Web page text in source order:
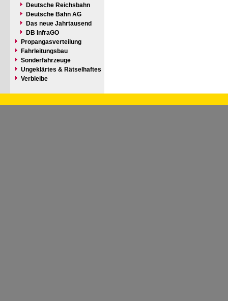
Deutsche Reichsbahn
Deutsche Bahn AG
Das neue Jahrtausend
DB InfraGO
Propangasverteilung
Fahrleitungsbau
Sonderfahrzeuge
Ungeklärtes & Rätselhaftes
Verbleibe